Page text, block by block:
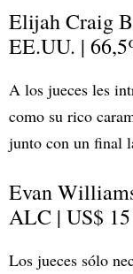
Elijah Craig
EE.UU. |
A los jueces les
como su rico
junto con un final
Evan
ALC | US$ 15
Los jueces sólo